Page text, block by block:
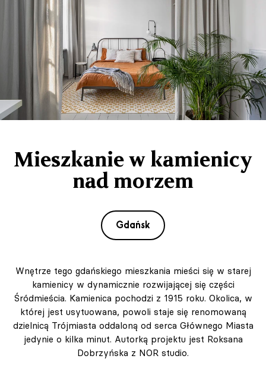
Mieszkanie w kamienicy
nad morzem
Gdańsk
Wnętrze tego gdańskiego mieszkania mieści się w starej
kamienicy w dynamicznie rozwijającej się części
Śródmieścia. Kamienica pochodzi z 1915 roku. Okolica, w
której jest usytuowana, powoli staje się renomowaną
dzielnicą Trójmiasta oddaloną od serca Głównego Miasta
jedynie o kilka minut. Autorką projektu jest Roksana
Dobrzyńska z NOR studio.